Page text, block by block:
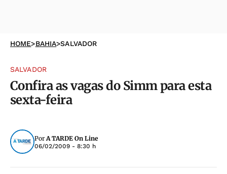
HOME>BAHIA>SALVADOR
SALVADOR
Confira as vagas do Simm para esta
sexta-feira
PorA TARDE On Line
06/02/2009 - 8:30 h